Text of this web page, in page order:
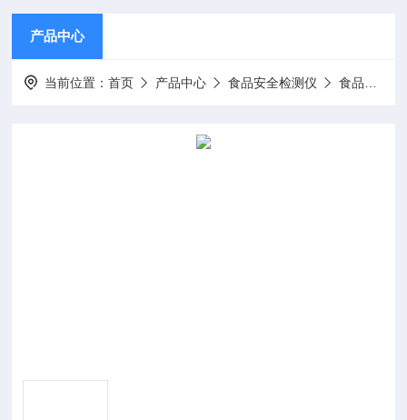
产品中心
当前位置：首页 产品中心 食品安全检测仪 食品品质检测仪器